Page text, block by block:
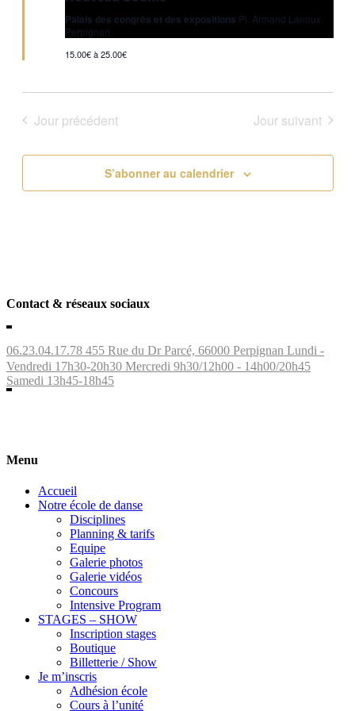
Palais des congrès et des expositions Pl. Armand Lanoux,
Perpignan
15.00€ à 25.00€
Jour précédent Jour suivant
S’abonner au calendrier
Contact & réseaux sociaux
06.23.04.17.78 455 Rue du Dr Parcé, 66000 Perpignan Lundi -
Vendredi 17h30-20h30 Mercredi 9h30/12h00 - 14h00/20h45
Samedi 13h45-18h45
Menu
Accueil
Notre école de danse
Disciplines
Planning & tarifs
Equipe
Galerie photos
Galerie vidéos
Concours
Intensive Program
STAGES – SHOW
Inscription stages
Boutique
Billetterie / Show
Je m’inscris
Adhésion école
Cours à l’unité